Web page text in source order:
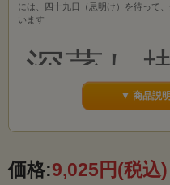
には、四十九日（忌明け）を待って
います
深蒸し
川
▼ 商品説
価格:9,025円(税込)